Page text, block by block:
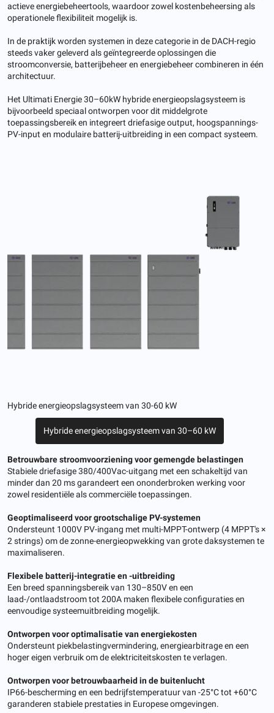
actieve energiebeheertools, waardoor zowel kostenbeheersing als
operationele flexibiliteit mogelijk is.
In de praktijk worden systemen in deze categorie in de DACH-regio
steeds vaker geleverd als geïntegreerde oplossingen die
stroomconversie, batterijbeheer en energiebeheer combineren in één
architectuur.
Het Ultimati Energie 30–60kW hybride energieopslagsysteem is
bijvoorbeeld speciaal ontworpen voor dit middelgrote
toepassingsbereik en integreert driefasige output, hoogspannings-
PV-input en modulaire batterij-uitbreiding in een compact systeem.
Hybride energieopslagsysteem van 30-60 kW
Hybride energieopslagsysteem van 30–60 kW
Betrouwbare stroomvoorziening voor gemengde belastingen
Stabiele driefasige 380/400Vac-uitgang met een schakeltijd van
minder dan 20 ms garandeert een ononderbroken werking voor
zowel residentiële als commerciële toepassingen.
Geoptimaliseerd voor grootschalige PV-systemen
Ondersteunt 1000V PV-ingang met multi-MPPT-ontwerp (4 MPPT's ×
2 strings) om de zonne-energieopwekking van grote daksystemen te
maximaliseren.
Flexibele batterij-integratie en -uitbreiding
Een breed spanningsbereik van 130–850V en een
laad-/ontlaadstroom tot 200A maken flexibele configuraties en
eenvoudige systeemuitbreiding mogelijk.
Ontworpen voor optimalisatie van energiekosten
Ondersteunt piekbelastingvermindering, energiearbitrage en een
hoger eigen verbruik om de elektriciteitskosten te verlagen.
Ontworpen voor betrouwbaarheid in de buitenlucht
IP66-bescherming en een bedrijfstemperatuur van -25°C tot +60°C
garanderen stabiele prestaties in Europese omgevingen.